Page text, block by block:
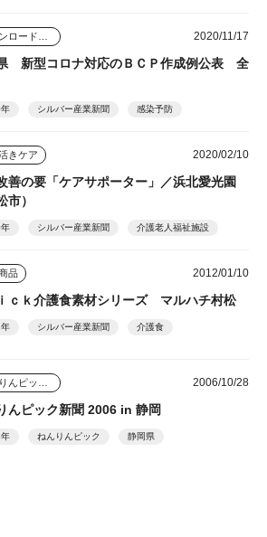
2020/11/17
新型コロナ対応のＢＣＰ作成例公表 全
シルバー産業新聞 感染予防
きケア 2020/02/10
善の要「ケアサポーター」／浜北愛光園
市）
シルバー産業新聞 介護老人福祉施設
品 2012/01/10
ｃｋ介護食素材シリーズ マルハチ村松
シルバー産業新聞 介護食
2006/10/28
んピック新聞 2006 in 静岡
ねんりんピック 静岡県